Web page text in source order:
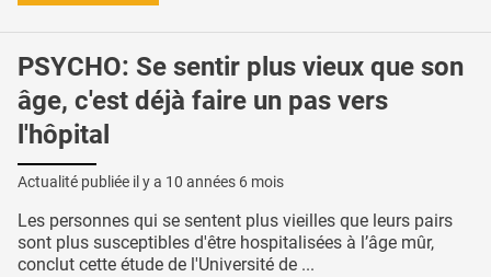
PSYCHO: Se sentir plus vieux que son
âge, c'est déjà faire un pas vers
l'hôpital
Actualité publiée il y a 10 années 6 mois
Les personnes qui se sentent plus vieilles que leurs pairs
sont plus susceptibles d'être hospitalisées à l’âge mûr,
conclut cette étude de l'Université de ...